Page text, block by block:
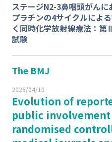
ステージN2-3鼻咽頭がん
プラチンの4サイクルによ
く同時化学放射線療法：
試験
The BMJ
2025/04/10
Evolution of
public
randomised